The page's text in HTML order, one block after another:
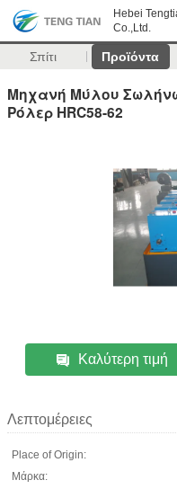
Hebei
Co.,Ltd.
Σπίτι Προϊόντα
Μηχανή Μύλου
Ρόλερ HRC58-62
Καλύτερη τιμή
Λεπτομέρειες
Place of Origin:
Μάρκα: